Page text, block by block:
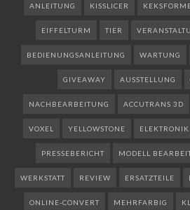
ANLEITUNG KISSLICER
EIFFELTURM TIER
BEDIENUNGSANLEITUNG WARTUNG
GIVEAWAY AUSSTELLUNG
NACHBEARBEITUNG ACCUTRANS 3D
VOXEL YELLOWSTONE ELEKTRONIK
PRESSEBERICHT MODELL
WERKSTATT REVIEW ERSATZTEILE
ONLINE-CONVERT MEHRFARBIG